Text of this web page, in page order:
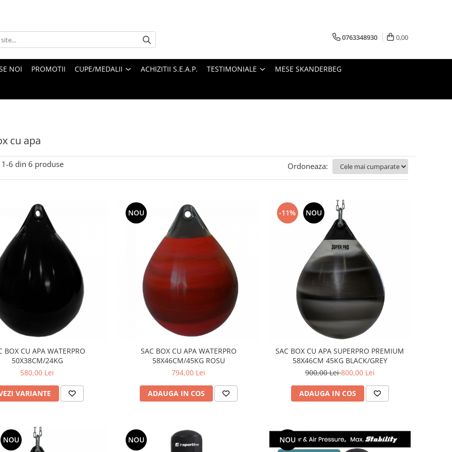
0763348930 0,00
NOI PROMOTII CUPE/MEDALII ACHIZITII S.E.A.P. TESTIMONIALE MESE SKANDERBEG
cu apa
1-6 din 6 produse Ordoneaza:
BOX CU APA WATERPRO
50X38CM/24KG
580,00 Lei
VARIANTE
NOU
SAC BOX CU APA WATERPRO
58X46CM/45KG ROSU
794,00 Lei
ADAUGA IN COS
-11% NOU
SAC BOX CU APA SUPERPRO PREMIUM
58X46CM 45KG BLACK/GREY
900,00 Lei800,00 Lei
ADAUGA IN COS
NOU NOU NOU